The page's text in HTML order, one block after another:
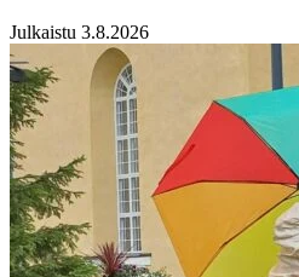
Julkaistu 3.8.2026